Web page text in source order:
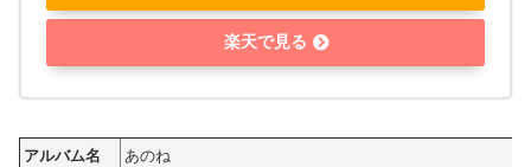
楽天で見る
アルバム名
あのね